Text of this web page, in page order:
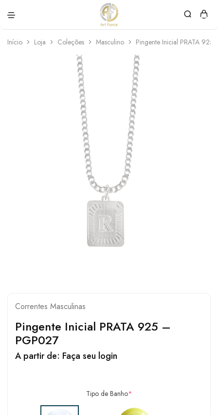
Force
personalizadas
Início Loja Coleções Masculino Pingente Inicial PRATA
Correntes Masculinas
Pingente Inicial PRATA 925 –
PGP027
A partir de: Faça seu login
Tipo de Banho*